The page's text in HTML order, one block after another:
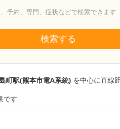
予約、専門、症状などで検索できます
検索する
町駅(熊本市電A系統) を中心に直線
です
東京都豊
南大塚